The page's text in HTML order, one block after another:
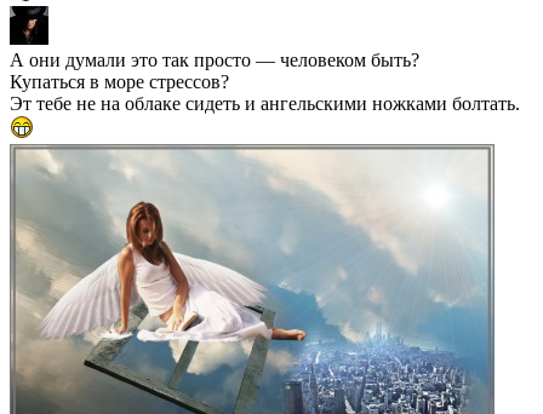
А они думали это так просто — человеком быть?
Купаться в море стрессов?
Эт тебе не на облаке сидеть и ангельскими ножками болтать.